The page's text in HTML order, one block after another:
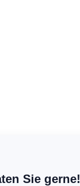
Sie gerne!